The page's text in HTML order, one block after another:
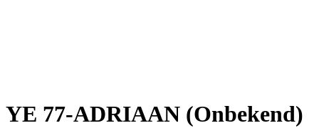
YE 77-ADRIAAN (Onbekend)